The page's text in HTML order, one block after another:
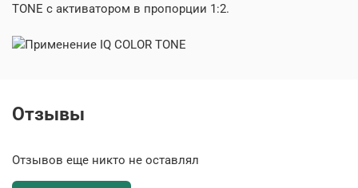
TONE с активатором в пропорции 1:2.
Отзывы
Отзывов еще никто не оставлял